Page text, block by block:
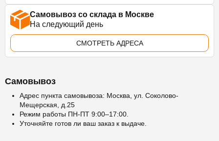
Самовывоз со склада в Москве
На следующий день
СМОТРЕТЬ АДРЕСА
Самовывоз
Адрес пункта самовывоза: Москва, ул. Соколово-
Мещерская, д.25
Режим работы ПН-ПТ 9:00–17:00.
Уточняйте готов ли ваш заказ к выдаче.